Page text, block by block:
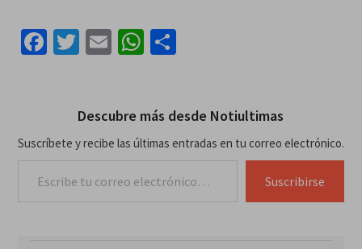
Facebook
Twitter
EmailWhatsApp
Compartir
Descubre más desde Notiultimas
Suscríbete y recibe las últimas entradas en tu correo electrónico.
Suscribirse